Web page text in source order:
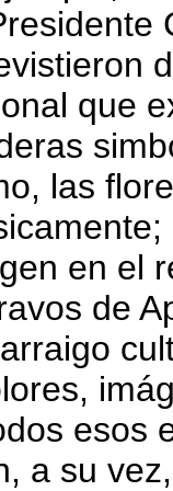
que
las
en el
de
esos
a su